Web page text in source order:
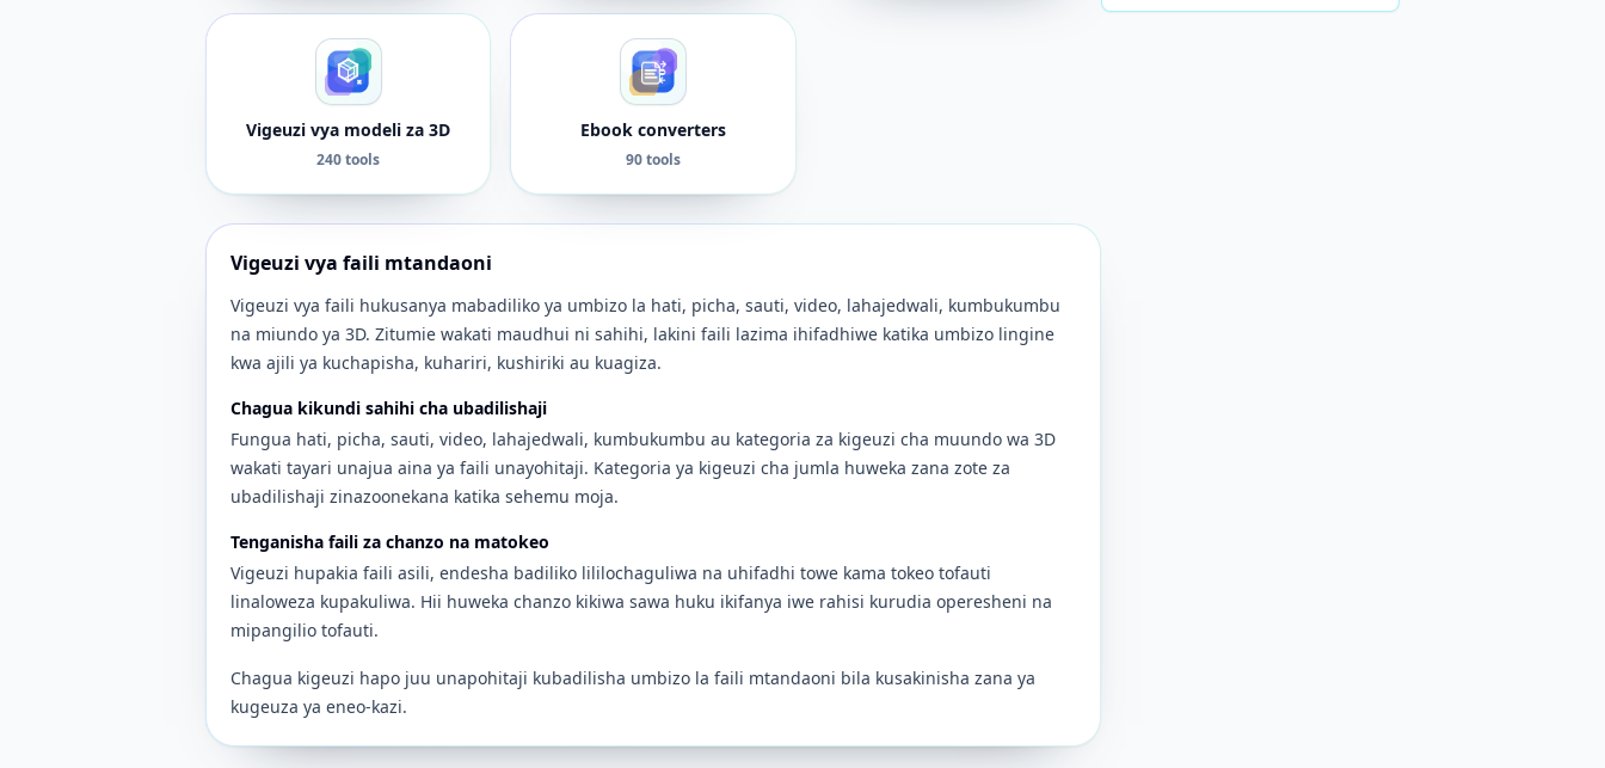
Vigeuzi vya modeli za 3D
240 tools
Ebook converters
90 tools
Vigeuzi vya faili mtandaoni
Vigeuzi vya faili hukusanya mabadiliko ya umbizo la hati, picha, sauti, video, lahajedwali, kumbukumbu
na miundo ya 3D. Zitumie wakati maudhui ni sahihi, lakini faili lazima ihifadhiwe katika umbizo lingine
kwa ajili ya kuchapisha, kuhariri, kushiriki au kuagiza.
Chagua kikundi sahihi cha ubadilishaji
Fungua hati, picha, sauti, video, lahajedwali, kumbukumbu au kategoria za kigeuzi cha muundo wa 3D
wakati tayari unajua aina ya faili unayohitaji. Kategoria ya kigeuzi cha jumla huweka zana zote za
ubadilishaji zinazoonekana katika sehemu moja.
Tenganisha faili za chanzo na matokeo
Vigeuzi hupakia faili asili, endesha badiliko lililochaguliwa na uhifadhi towe kama tokeo tofauti
linaloweza kupakuliwa. Hii huweka chanzo kikiwa sawa huku ikifanya iwe rahisi kurudia operesheni na
mipangilio tofauti.
Chagua kigeuzi hapo juu unapohitaji kubadilisha umbizo la faili mtandaoni bila kusakinisha zana ya
kugeuza ya eneo-kazi.